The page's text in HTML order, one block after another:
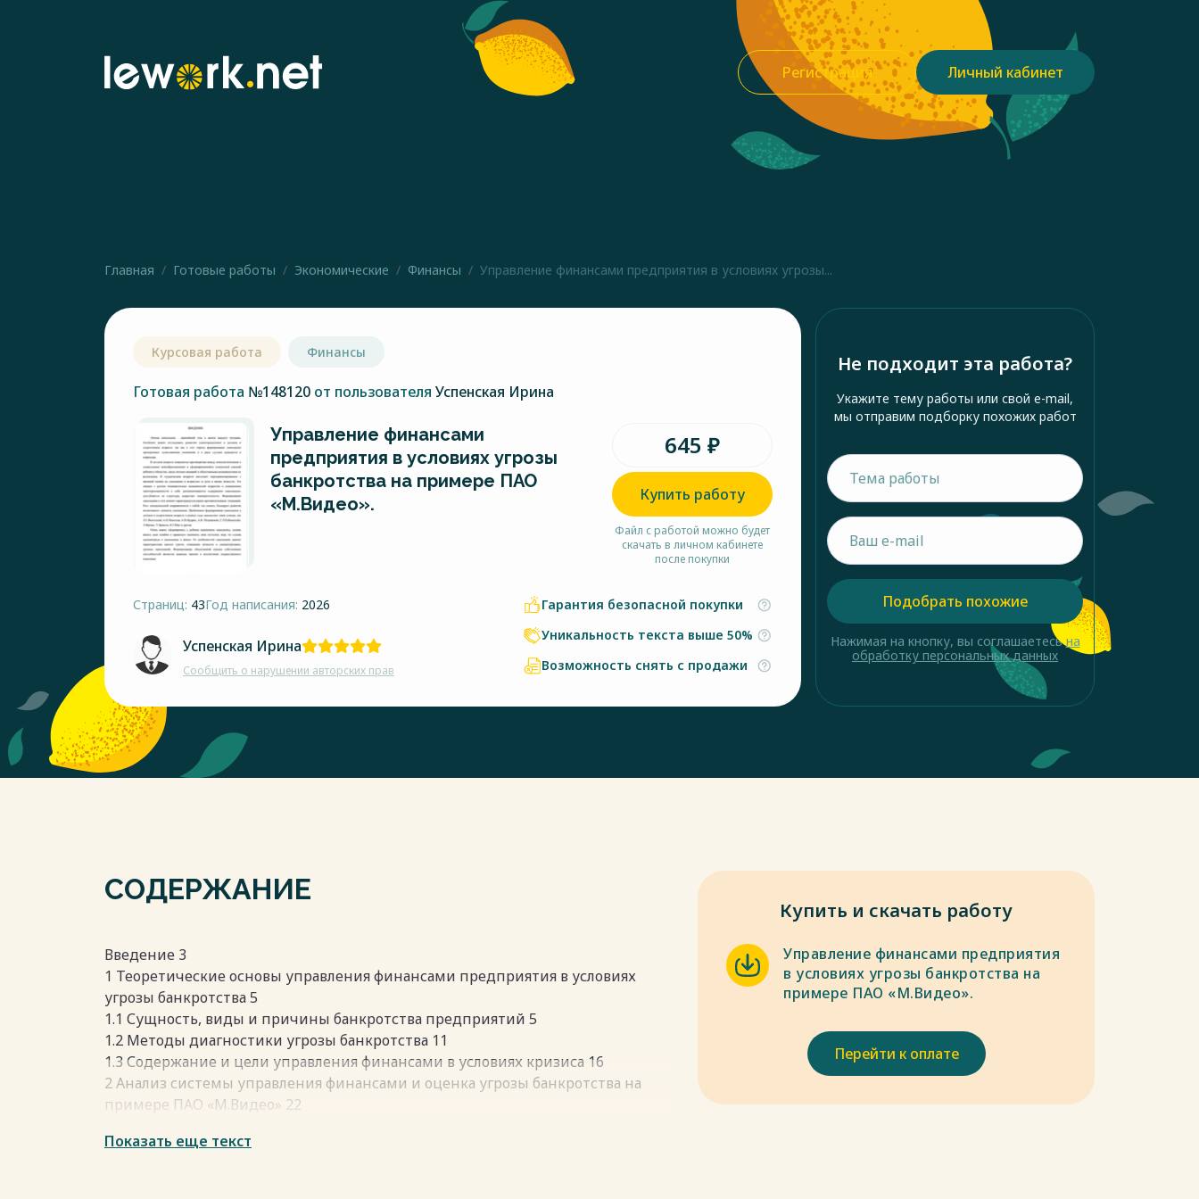
Регистрация Личный кабинет
Главная Готовые работы Экономические Финансы Управление финансами предприятия в условиях угрозы...
Курсовая работа Финансы
Готовая работа №148120 от пользователя Успенская Ирина
Управление финансами
предприятия в условиях угрозы
банкротства на примере ПАО
«М.Видео».
645 ₽
Купить работу
Файл с работой можно будет
скачать в личном кабинете
после покупки
Страниц: 43Год написания: 2026
Успенская Ирина
Сообщить о нарушении авторских прав
Гарантия безопасной покупки
Уникальность текста выше 50%
Возможность снять с продажи
Не подходит эта работа?
Укажите тему работы или свой e-mail,
мы отправим подборку похожих работ
Подобрать похожие
Нажимая на кнопку, вы соглашаетесьна
обработку персональных данных
СОДЕРЖАНИЕ
Введение 3
1 Теоретические основы управления финансами предприятия в условиях
угрозы банкротства 5
1.1 Сущность, виды и причины банкротства предприятий 5
1.2 Методы диагностики угрозы банкротства 11
1.3 Содержание и цели управления финансами в условиях кризиса 16
2 Анализ системы управления финансами и оценка угрозы банкротства на
примере ПАО «М.Видео» 22
«М.Видео» и макроэкономические угрозы 22
Показать еще текст
Купить и скачать работу
Управление финансами предприятия
в условиях угрозы банкротства на
примере ПАО «М.Видео».
Перейти к оплате